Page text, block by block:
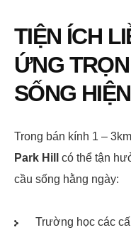
TIỆN ÍCH
ỨNG
SỐNG
Trong bán kính 1 –
Park Hill
có thể tận
cầu sống hằng ngày:
Trường học các